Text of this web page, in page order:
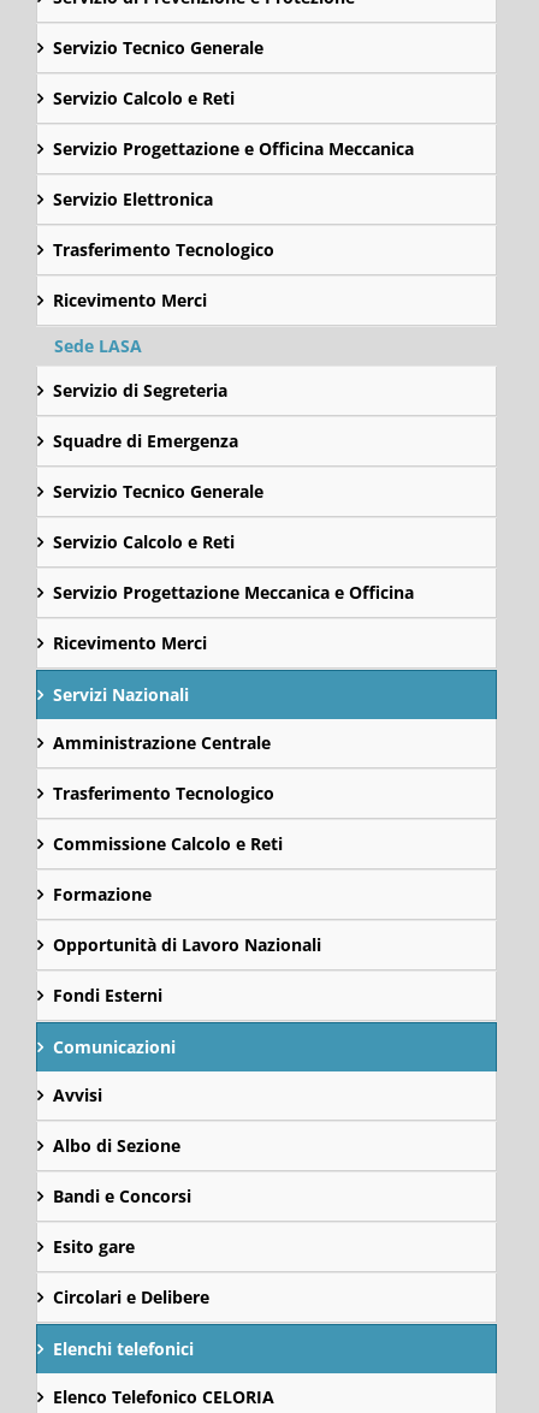
Servizio Tecnico Generale
Servizio Calcolo e Reti
Servizio Progettazione e Officina Meccanica
Servizio Elettronica
Trasferimento Tecnologico
Ricevimento Merci
Sede LASA
Servizio di Segreteria
Squadre di Emergenza
Servizio Tecnico Generale
Servizio Calcolo e Reti
Servizio Progettazione Meccanica e Officina
Ricevimento Merci
Servizi Nazionali
Amministrazione Centrale
Trasferimento Tecnologico
Commissione Calcolo e Reti
Formazione
Opportunità di Lavoro Nazionali
Fondi Esterni
Comunicazioni
Avvisi
Albo di Sezione
Bandi e Concorsi
Esito gare
Circolari e Delibere
Elenchi telefonici
Elenco Telefonico CELORIA